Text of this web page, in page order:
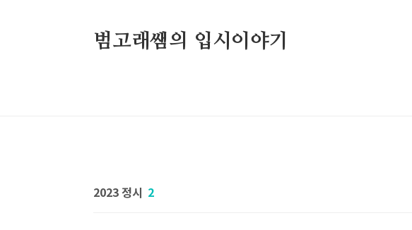
범고래쌤의 입시이야기
2023 정시 2